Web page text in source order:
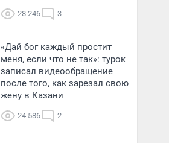
28 246 3
«Дай бог каждый простит
меня, если что не так»: турок
записал видеообращение
после того, как зарезал свою
жену в Казани
24 586 2